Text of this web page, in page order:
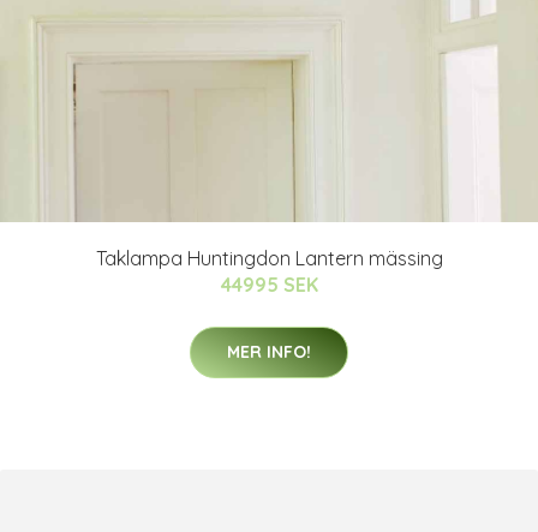
Taklampa Huntingdon Lantern mässing
44995 SEK
MER INFO!